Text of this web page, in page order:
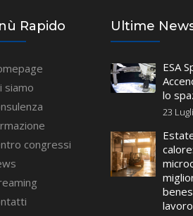
Rapido
siamo
congressi
Ultime
ESA
lo
23
lavoro